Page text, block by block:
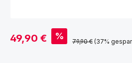
Verkaufspreis:
49,90 € % Regulärer Preis:
79,90 € (37%